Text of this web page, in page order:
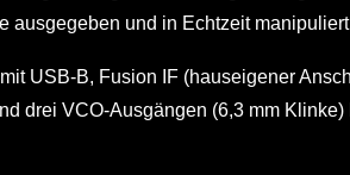
ausgegeben und in Echtzeit
USB-B, Fusion IF (hauseigener
drei VCO-Ausgängen (6,3 mm Klinke)